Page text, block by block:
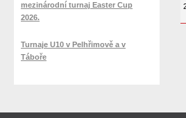
mezinárodní turnaj Easter Cup
2026.
Turnaje U10 v Pelhřimově a v
Táboře